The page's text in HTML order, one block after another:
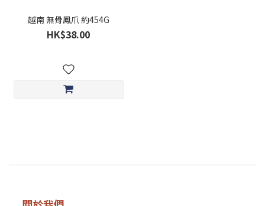
越南 無骨鳳爪 約454G
HK$38.00